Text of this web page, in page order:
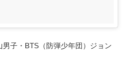
子・BTS（防弾少年団）ジョン